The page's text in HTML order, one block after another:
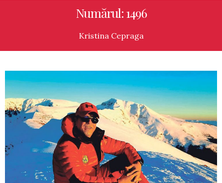
Numărul: 1496
Kristina Cepraga